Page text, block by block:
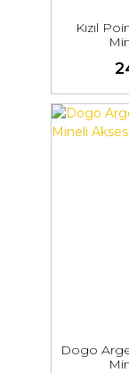
Kızıl
Dogo